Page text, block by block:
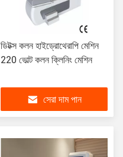
ডিটক্স কলন হাইড্রোথেরাপি মেশিন
220 ভোল্ট কলন ক্লিনিং মেশিন
সেরা দাম পান